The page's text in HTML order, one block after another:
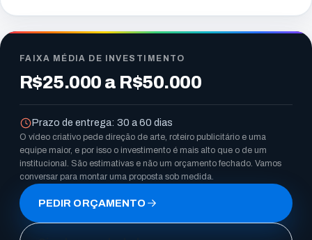
FAIXA MÉDIA DE INVESTIMENTO
R$25.000 a R$50.000
Prazo de entrega: 30 a 60 dias
O vídeo criativo pede direção de arte, roteiro publicitário e uma
equipe maior, e por isso o investimento é mais alto que o de um
institucional. São estimativas e não um orçamento fechado. Vamos
conversar para montar uma proposta sob medida.
PEDIR ORÇAMENTO